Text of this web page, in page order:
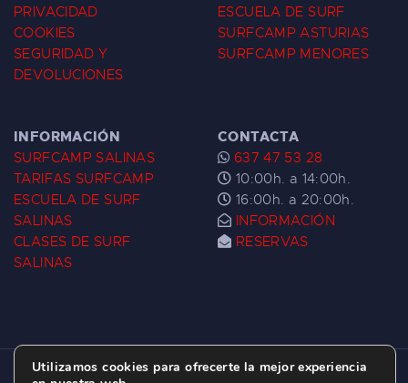
PRIVACIDAD
COOKIES
SEGURIDAD Y
DEVOLUCIONES
ESCUELA DE SURF
SURFCAMP ASTURIAS
SURFCAMP MENORES
INFORMACIÓN
SURFCAMP SALINAS
TARIFAS SURFCAMP
ESCUELA DE SURF
SALINAS
CLASES DE SURF
SALINAS
CONTACTA
637 47 53 28
10:00h. a 14:00h.
16:00h. a 20:00h.
INFORMACIÓN
RESERVAS
Utilizamos cookies para ofrecerte la mejor experiencia